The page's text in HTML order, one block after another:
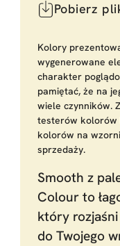
Pobierz
Kolory
wygenerowane
charakter
pamiętać, że na
wiele czynników.
testerów kolorów
kolorów na
sprzedaży.
Smooth z
Colour to
który
do Twojego